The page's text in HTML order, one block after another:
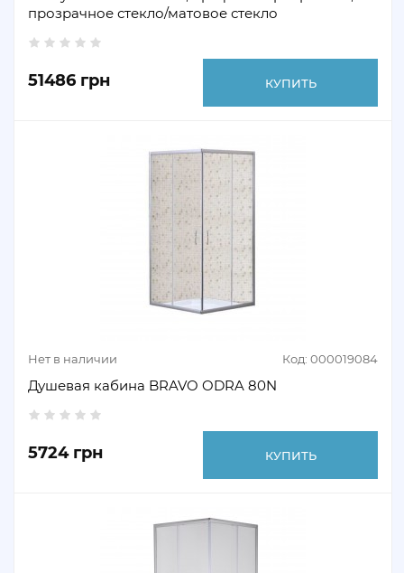
прозрачное стекло/матовое стекло
51486 грн КУПИТЬ
Нет в наличии Код: 000019084
Душевая кабина BRAVO ODRA 80N
5724 грн КУПИТЬ